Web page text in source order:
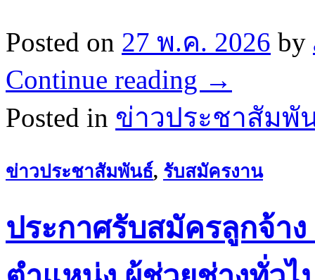
Posted on 27 พ.ค. 2026 by
Continue reading →
Posted in ข่าวประชาสัมพั
ข่าวประชาสัมพันธ์, รับสมัครงาน
ประกาศรับสมัครลูกจ้าง